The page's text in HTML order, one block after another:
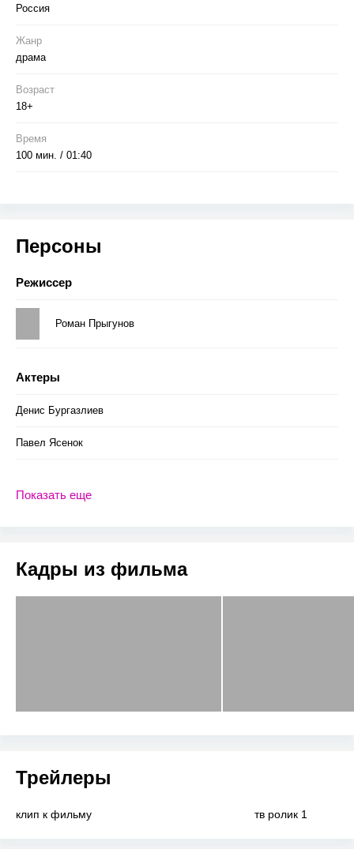
Россия
Жанр
драма
Возраст
18+
Время
100 мин. / 01:40
Персоны
Режиссер
Роман Прыгунов
Актеры
Денис Бургазлиев
Павел Ясенок
Показать еще
Кадры из фильма
Трейлеры
клип к фильму тв ролик 1